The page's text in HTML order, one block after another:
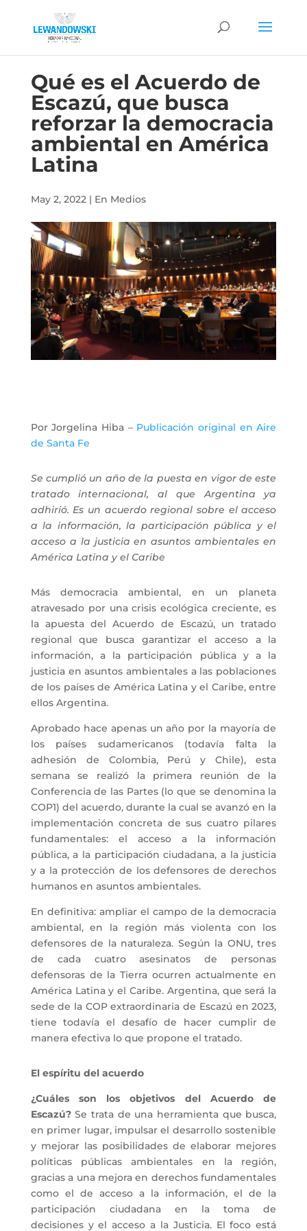
Qué es el Acuerdo de
Escazú, que busca
reforzar la democracia
ambiental en América
Latina
May 2, 2022| En Medios
Por Jorgelina Hiba – Publicación original en Aire
de Santa Fe
Se cumplió un año de la puesta en vigor de este
tratado internacional, al que Argentina ya
adhirió. Es un acuerdo regional sobre el acceso
a la información, la participación pública y el
acceso a la justicia en asuntos ambientales en
América Latina y el Caribe
Más democracia ambiental, en un planeta
atravesado por una crisis ecológica creciente, es
la apuesta del Acuerdo de Escazú, un tratado
regional que busca garantizar el acceso a la
información, a la participación pública y a la
justicia en asuntos ambientales a las poblaciones
de los países de América Latina y el Caribe, entre
ellos Argentina.
Aprobado hace apenas un año por la mayoría de
los países sudamericanos (todavía falta la
adhesión de Colombia, Perú y Chile), esta
semana se realizó la primera reunión de la
Conferencia de las Partes (lo que se denomina la
COP1) del acuerdo, durante la cual se avanzó en la
implementación concreta de sus cuatro pilares
fundamentales: el acceso a la información
pública, a la participación ciudadana, a la justicia
y a la protección de los defensores de derechos
humanos en asuntos ambientales.
En definitiva: ampliar el campo de la democracia
ambiental, en la región más violenta con los
defensores de la naturaleza. Según la ONU, tres
de cada cuatro asesinatos de personas
defensoras de la Tierra ocurren actualmente en
América Latina y el Caribe. Argentina, que será la
sede de la COP extraordinaria de Escazú en 2023,
tiene todavía el desafío de hacer cumplir de
manera efectiva lo que propone el tratado.
El espíritu del acuerdo
¿Cuáles son los objetivos del Acuerdo de
Escazú?Se trata de una herramienta que busca,
en primer lugar, impulsar el desarrollo sostenible
y mejorar las posibilidades de elaborar mejores
políticas públicas ambientales en la región,
gracias a una mejora en derechos fundamentales
como el de acceso a la información, el de la
participación ciudadana en la toma de
decisiones y el acceso a la Justicia. El foco está